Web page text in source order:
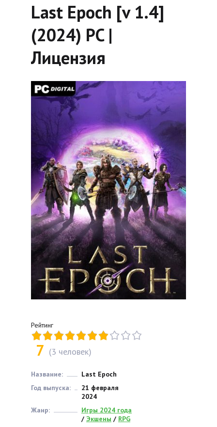
Last Epoch [v 1.4]
(2024) PC |
Лицензия
Рейтинг
7 (3 человек)
Название:
Last Epoch
Год выпуска:
21 февраля
2024
Жанр:
Игры 2024 года
/ Экшены / RPG